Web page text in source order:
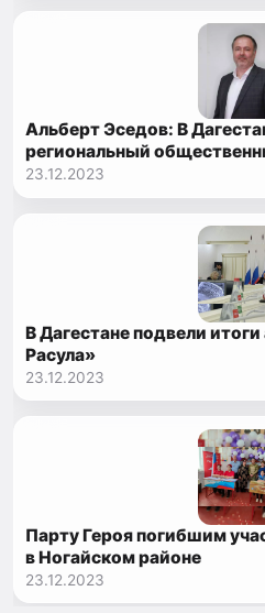
Альберт Эседов: В
региональный
наблюдению за выборами
23.12.2023
В Дагестане подвели
Расула»
23.12.2023
Парту Героя погибшим
в Ногайском районе
23.12.2023